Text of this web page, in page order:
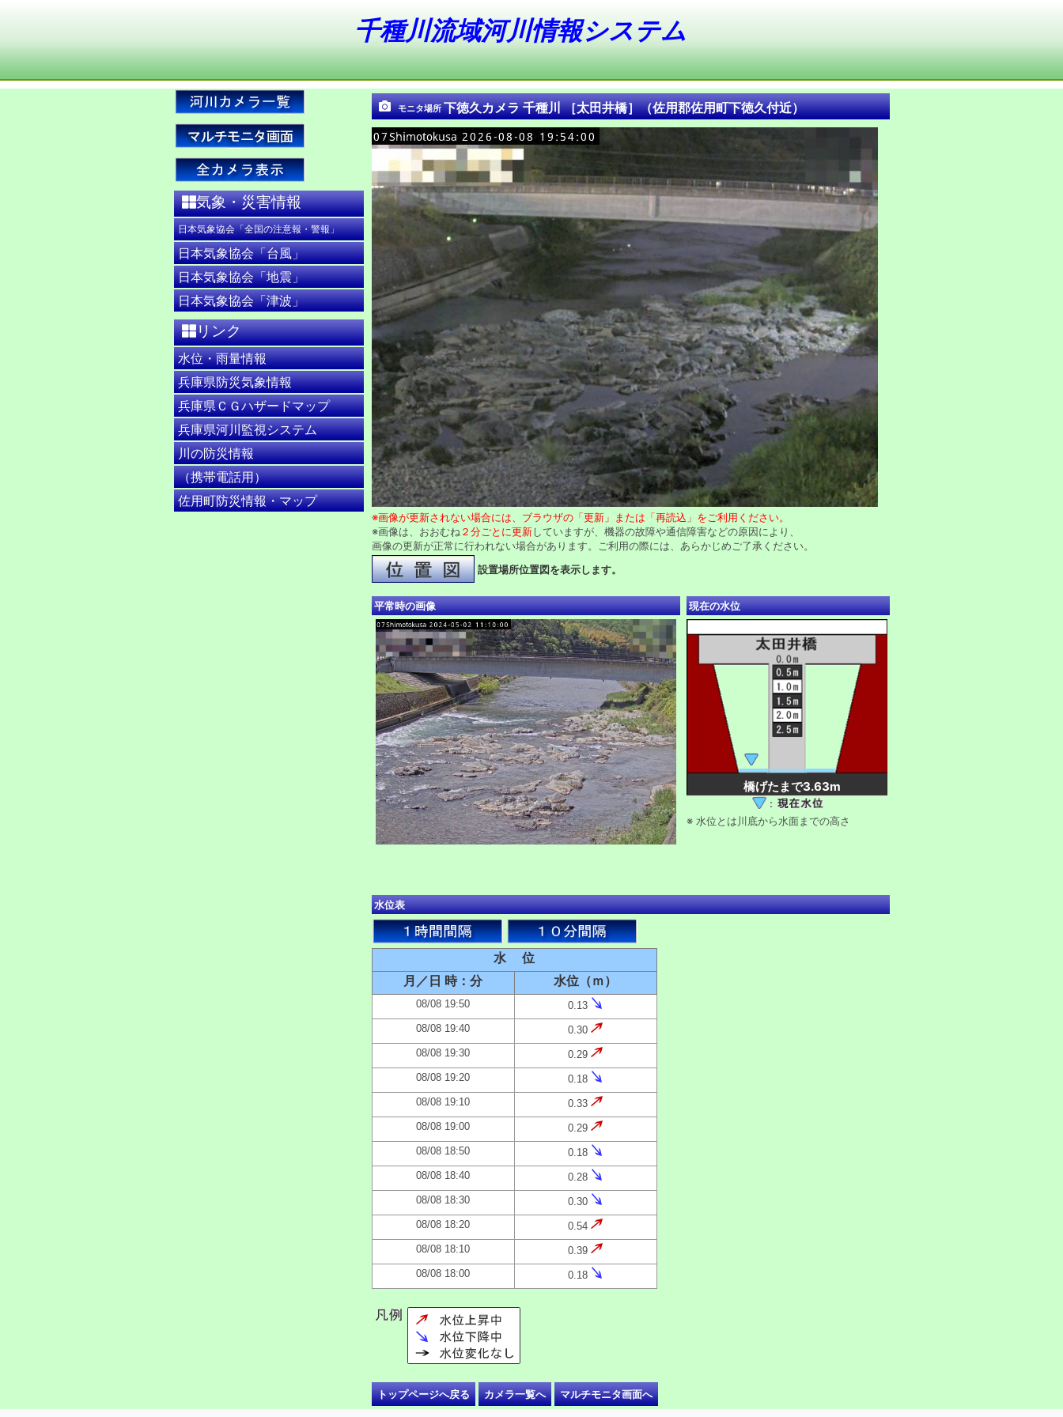
千種川流域河川情報システム
気象・災害情報
日本気象協会「全国の注意報・警報」
日本気象協会「台風」
日本気象協会「地震」
日本気象協会「津波」
リンク
水位・雨量情報
兵庫県防災気象情報
兵庫県ＣＧハザードマップ
兵庫県河川監視システム
川の防災情報
（携帯電話用）
佐用町防災情報・マップ
モニタ場所下徳久カメラ 千種川 ［太田井橋］（佐用郡佐用町下徳久付近）
※画像が更新されない場合には、ブラウザの「更新」または「再読込」をご利用ください。
※画像は、おおむね ２分ごとに更新していますが、機器の故障や通信障害などの原因により、
画像の更新が正常に行われない場合があります。ご利用の際には、あらかじめご了承ください。
設置場所位置図を表示します。
平常時の画像 現在の水位
橋げたまで3.63m
※ 水位とは川底から水面までの高さ
水位表
水 位
月／日 時：分
水位（ｍ）
08/08 19:50
0.13
08/08 19:40
0.30
08/08 19:30
0.29
08/08 19:20
0.18
08/08 19:10
0.33
08/08 19:00
0.29
08/08 18:50
0.18
08/08 18:40
0.28
08/08 18:30
0.30
08/08 18:20
0.54
08/08 18:10
0.39
08/08 18:00
0.18
トップページへ戻る カメラ一覧へ マルチモニタ画面へ